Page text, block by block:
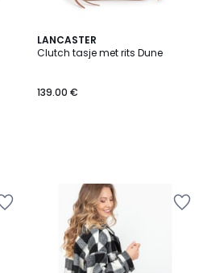
LANCASTER
Clutch tasje met rits Dune
139.00 €